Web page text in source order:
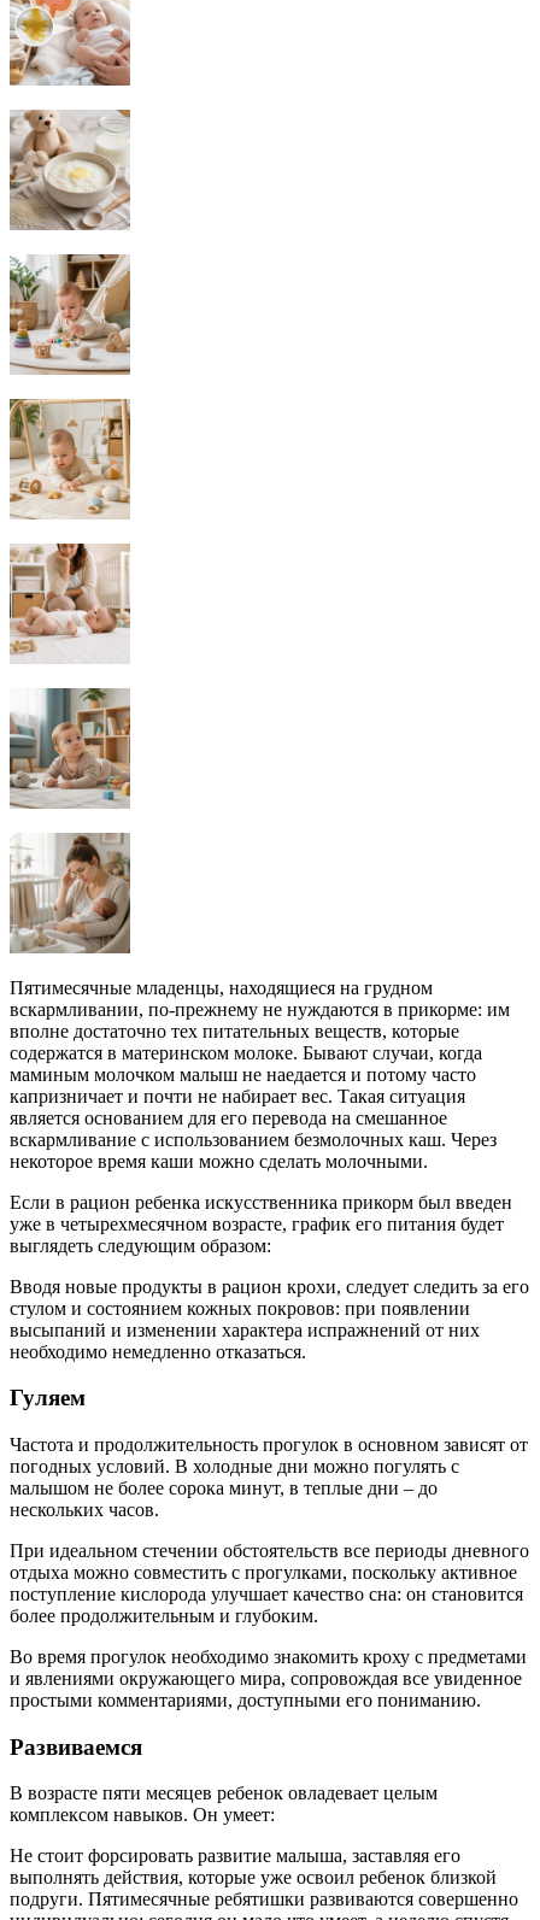
Пятимесячные младенцы, находящиеся на грудном
вскармливании, по-прежнему не нуждаются в прикорме: им
вполне достаточно тех питательных веществ, которые
содержатся в материнском молоке. Бывают случаи, когда
маминым молочком малыш не наедается и потому часто
капризничает и почти не набирает вес. Такая ситуация
является основанием для его перевода на смешанное
вскармливание с использованием безмолочных каш. Через
некоторое время каши можно сделать молочными.
Если в рацион ребенка искусственника прикорм был введен
уже в четырехмесячном возрасте, график его питания будет
выглядеть следующим образом:
Вводя новые продукты в рацион крохи, следует следить за его
стулом и состоянием кожных покровов: при появлении
высыпаний и изменении характера испражнений от них
необходимо немедленно отказаться.
Гуляем
Частота и продолжительность прогулок в основном зависят от
погодных условий. В холодные дни можно погулять с
малышом не более сорока минут, в теплые дни – до
нескольких часов.
При идеальном стечении обстоятельств все периоды дневного
отдыха можно совместить с прогулками, поскольку активное
поступление кислорода улучшает качество сна: он становится
более продолжительным и глубоким.
Во время прогулок необходимо знакомить кроху с предметами
и явлениями окружающего мира, сопровождая все увиденное
простыми комментариями, доступными его пониманию.
Развиваемся
В возрасте пяти месяцев ребенок овладевает целым
комплексом навыков. Он умеет:
Не стоит форсировать развитие малыша, заставляя его
выполнять действия, которые уже освоил ребенок близкой
подруги. Пятимесячные ребятишки развиваются совершенно